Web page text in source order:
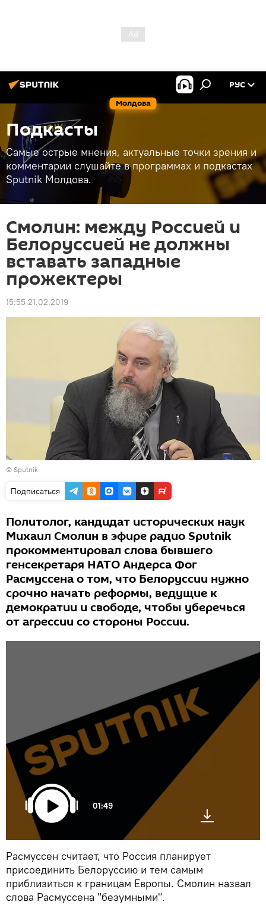
Молдова
РУС
Подкасты
Самые острые мнения, актуальные точки зрения и
комментарии слушайте в программах и подкастах
Sputnik Молдова.
Смолин: между Россией и
Белоруссией не должны
вставать западные
прожектеры
15:55 21.02.2019
© Sputnik
Подписаться
Политолог, кандидат исторических наук
Михаил Смолин в эфире радио Sputnik
прокомментировал слова бывшего
генсекретаря НАТО Андерса Фог
Расмуссена о том, что Белоруссии нужно
срочно начать реформы, ведущие к
демократии и свободе, чтобы уберечься
от агрессии со стороны России.
01:49
Расмуссен считает, что Россия планирует
присоединить Белоруссию и тем самым
приблизиться к границам Европы. Смолин назвал
слова Расмуссена "безумными".